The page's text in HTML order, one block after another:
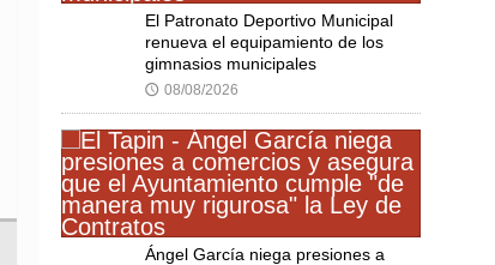
El Patronato Deportivo Municipal
renueva el equipamiento de los
gimnasios municipales
🕔 08/08/2026
Ángel García niega presiones a